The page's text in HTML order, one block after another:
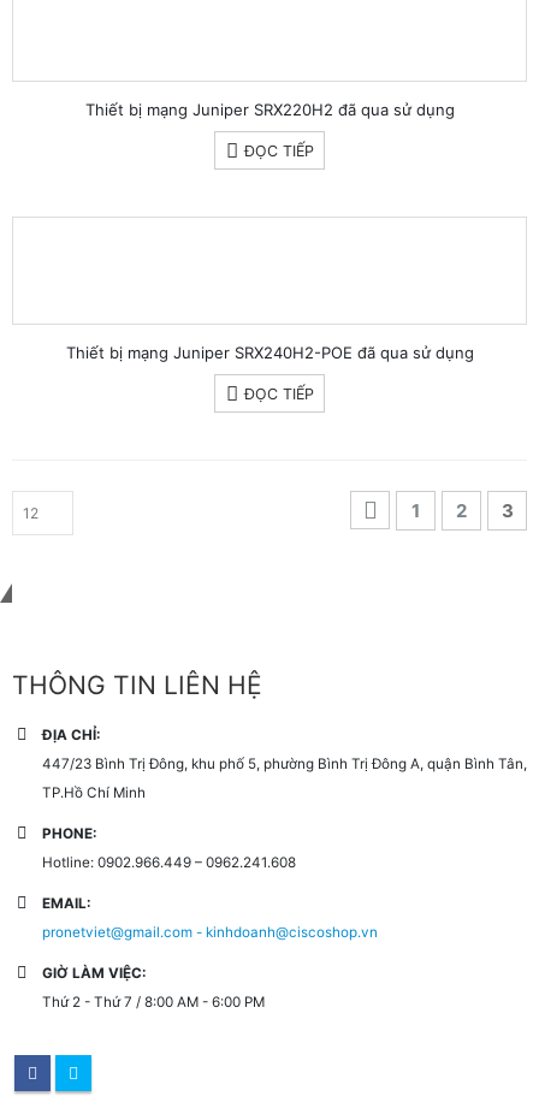
Thiết bị mạng Juniper SRX220H2 đã qua sử dụng
ĐỌC TIẾP
Thiết bị mạng Juniper SRX240H2-POE đã qua sử dụng
ĐỌC TIẾP
1 2 3
THÔNG TIN LIÊN HỆ
ĐỊA CHỈ:
447/23 Bình Trị Đông, khu phố 5, phường Bình Trị Đông A, quận Bình Tân,
TP.Hồ Chí Minh
PHONE:
Hotline: 0902.966.449 – 0962.241.608
EMAIL:
pronetviet@gmail.com - kinhdoanh@ciscoshop.vn
GIỜ LÀM VIỆC:
Thứ 2 - Thứ 7 / 8:00 AM - 6:00 PM